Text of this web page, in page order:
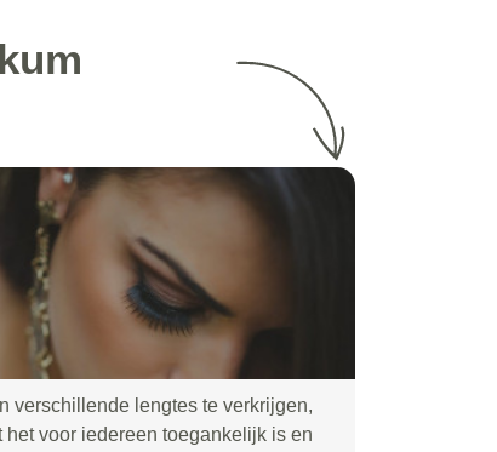
verschillende lengtes te verkrijgen,
het voor iedereen toegankelijk is en